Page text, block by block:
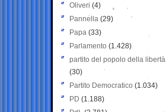
Oliveri (4)
Pannella (29)
Papa (33)
Parlamento (1.428)
partito del popolo della libertà
(30)
Partito Democratico (1.034)
PD (1.188)